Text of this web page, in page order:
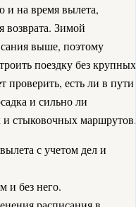
и на время вылета,
возврата. Зимой
выше, поэтому
поездку без крупных
проверить, есть ли в пути
и сильно ли
и стыковочных маршрутов.
с учетом дел и
и без него.